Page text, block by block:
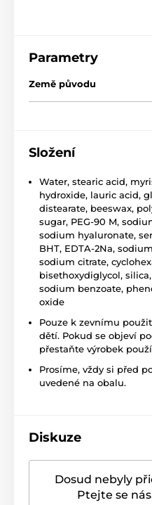
Parametry
Země původu
Složení
Water, stearic acid,
hydroxide, lauric acid,
distearate, beeswax,
sugar, PEG-90 M,
sodium hyaluronate,
BHT, EDTA-2Na,
sodium citrate,
bisethoxydiglycol,
sodium benzoate,
oxide
Pouze k zevnímu
dětí. Pokud se objeví
přestaňte výrobek
Prosíme, vždy si před
uvedené na obalu.
Diskuze
Dosud nebyly
Ptejte se